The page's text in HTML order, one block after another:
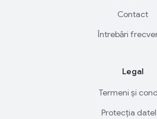
Contact
Întrebări
Legal
Termeni și
Protecția